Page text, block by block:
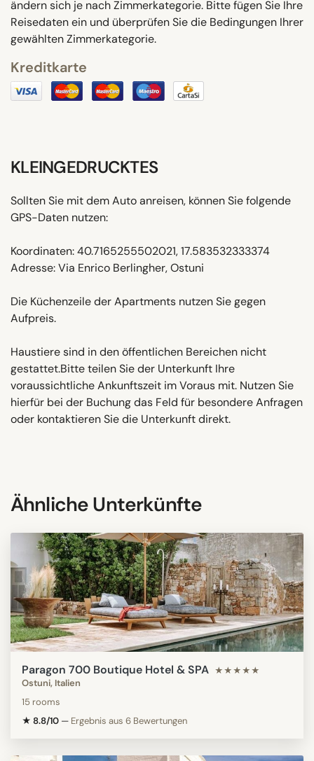
ändern sich je nach Zimmerkategorie. Bitte fügen Sie Ihre
Reisedaten ein und überprüfen Sie die Bedingungen Ihrer
gewählten Zimmerkategorie.
Kreditkarte
KLEINGEDRUCKTES
Sollten Sie mit dem Auto anreisen, können Sie folgende
GPS-Daten nutzen:
Koordinaten: 40.7165255502021, 17.583532333374
Adresse: Via Enrico Berlingher, Ostuni
Die Küchenzeile der Apartments nutzen Sie gegen
Aufpreis.
Haustiere sind in den öffentlichen Bereichen nicht
gestattet.Bitte teilen Sie der Unterkunft Ihre
voraussichtliche Ankunftszeit im Voraus mit. Nutzen Sie
hierfür bei der Buchung das Feld für besondere Anfragen
oder kontaktieren Sie die Unterkunft direkt.
Ähnliche Unterkünfte
Paragon 700 Boutique Hotel & SPA ★★★★★
Ostuni, Italien
15 rooms
★ 8.8/10 — Ergebnis aus 6 Bewertungen